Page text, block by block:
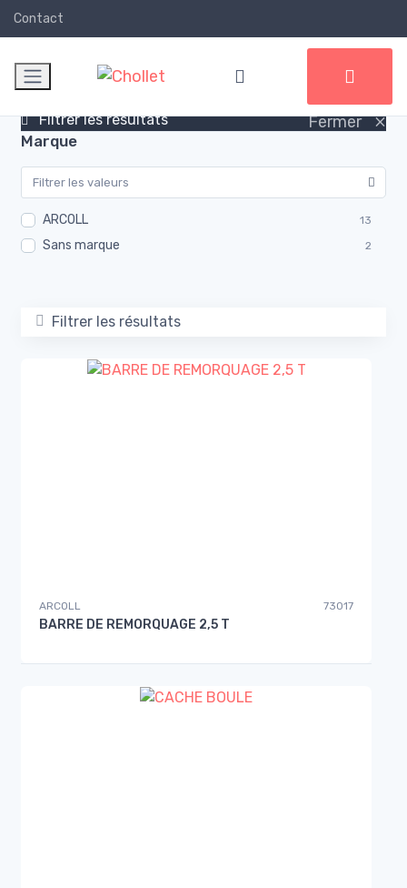
Contact
Filtrer les résultats Fermer ×
Marque
ARCOLL 13
Sans marque 2
Filtrer les résultats
ARCOLL 73017
BARRE DE REMORQUAGE 2,5 T